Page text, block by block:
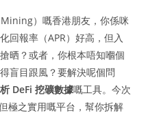
）嘅香港朋友，你係咪
回報率（APR）好高，但入
晒？或者，你根本唔知嗰個
盲目跟風？要解決呢個問
DeFi 挖礦數據嘅工具。今次
極之實用嘅平台，幫你拆解